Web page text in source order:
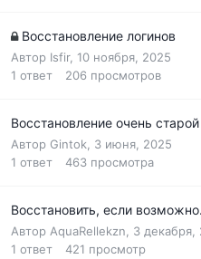
Восстановление логинов
Автор Isfir, 10 ноября, 2025
1 ответ 206 просмотров
Восстановление очень
Автор Gintok
3 июня, 2025
1 ответ 463 просмотра
Восстановить, если возможно.
Автор AquaRellekzn
3 декабря,
1 ответ 421 просмотр